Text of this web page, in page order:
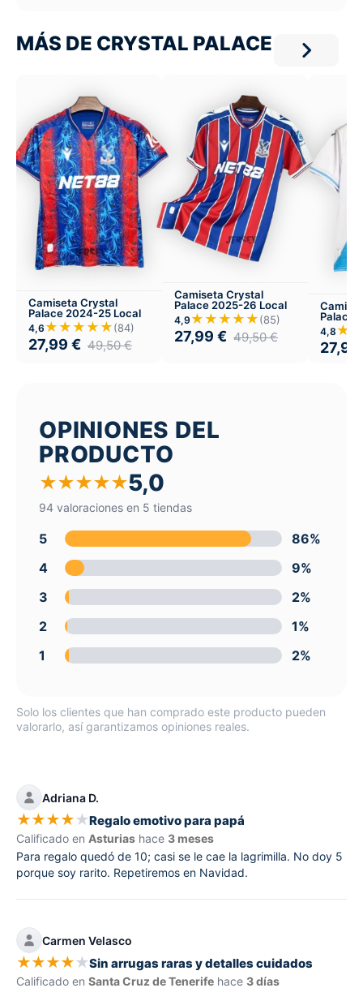
MÁS DE CRYSTAL PALACE
Camiseta Crystal
Palace 2024-25 Local
4,6 ★★★★★(84)
27,99 € 49,50€
Camiseta Crystal
Palace 2025-26 Local
4,9 ★★★★★(85)
27,99 € 49,50€
Palace
4,8
27,99
OPINIONES DEL
PRODUCTO
★★★★★5,0
94 valoraciones en 5 tiendas
5
86%
4
9%
3
2%
2
1%
1
2%
Solo los clientes que han comprado este producto pueden
valorarlo, así garantizamos opiniones reales.
Adriana D.
★★★★★Regalo emotivo para papá
Calificado en Asturias hace 3 meses
Para regalo quedó de 10; casi se le cae la lagrimilla. No doy 5
porque soy rarito. Repetiremos en Navidad.
Carmen Velasco
★★★★★Sin arrugas raras y detalles cuidados
Calificado en Santa Cruz de Tenerife hace 3 días